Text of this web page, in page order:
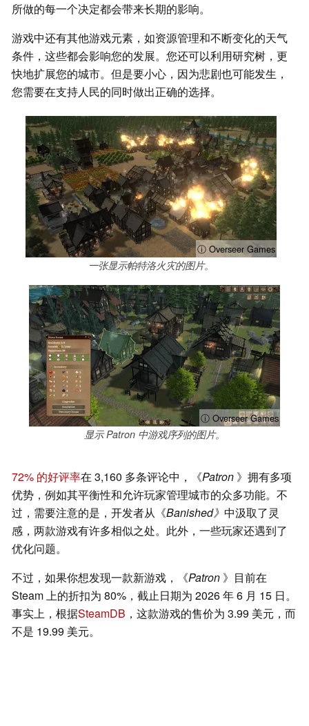
所做的每一个决定都会带来长期的影响。
游戏中还有其他游戏元素，如资源管理和不断变化的天气
条件，这些都会影响您的发展。您还可以利用研究树，更
快地扩展您的城市。但是要小心，因为悲剧也可能发生，
您需要在支持人民的同时做出正确的选择。
ⓘ Overseer Games
一张显示帕特洛火灾的图片。
ⓘ Overseer Games
显示 Patron 中游戏序列的图片。
72% 的好评率在 3,160 多条评论中，《Patron 》拥有多项
优势，例如其平衡性和允许玩家管理城市的众多功能。不
过，需要注意的是，开发者从《Banished》 中汲取了灵
感，两款游戏有许多相似之处。此外，一些玩家还遇到了
优化问题。
不过，如果你想发现一款新游戏，《Patron 》目前在
Steam 上的折扣为 80%，截止日期为 2026 年 6 月 15 日。
事实上，根据SteamDB ，这款游戏的售价为 3.99 美元，而
不是 19.99 美元。